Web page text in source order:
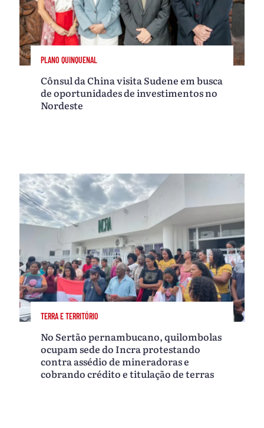
PLANO QUINQUENAL
Cônsul da China visita Sudene em busca
de oportunidades de investimentos no
Nordeste
TERRA E TERRITÓRIO
No Sertão pernambucano, quilombolas
ocupam sede do Incra protestando
contra assédio de mineradoras e
cobrando crédito e titulação de terras